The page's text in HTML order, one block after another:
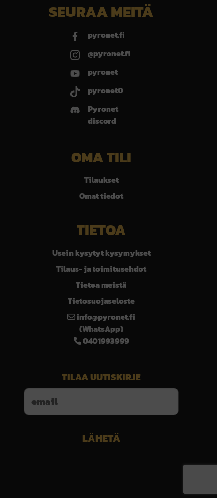
SEURAA MEITÄ
pyronet.fi
@pyronet.fi
pyronet
pyronet0
Pyronet
discord
OMA TILI
Tilaukset
Omat tiedot
TIETOA
Usein kysytyt kysymykset
Tilaus- ja toimitusehdot
Tietoa meistä
Tietosuojaseloste
info@pyronet.fi
(WhatsApp)
0401993999
TILAA UUTISKIRJE